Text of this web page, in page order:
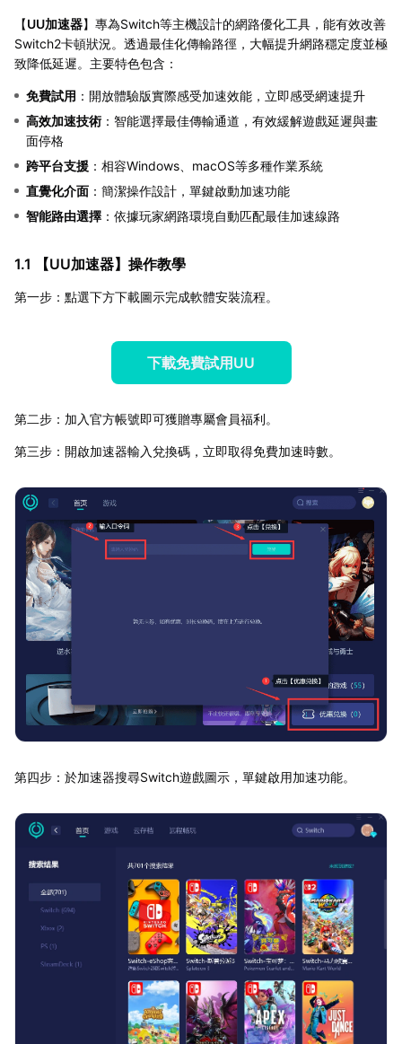
【UU加速器】專為Switch等主機設計的網路優化工具，能有效改善
Switch2卡頓狀況。透過最佳化傳輸路徑，大幅提升網路穩定度並極
致降低延遲。主要特色包含：
免費試用 ：開放體驗版實際感受加速效能，立即感受網速提升
高效加速技術 ：智能選擇最佳傳輸通道，有效緩解遊戲延遲與畫
面停格
跨平台支援 ：相容Windows、macOS等多種作業系統
直覺化介面 ：簡潔操作設計，單鍵啟動加速功能
智能路由選擇 ：依據玩家網路環境自動匹配最佳加速線路
1.1 【UU加速器】操作教學
第一步：點選下方下載圖示完成軟體安裝流程。
下載免費試用UU
第二步：加入官方帳號即可獲贈專屬會員福利。
第三步：開啟加速器輸入兌換碼，立即取得免費加速時數。
第四步：於加速器搜尋Switch遊戲圖示，單鍵啟用加速功能。